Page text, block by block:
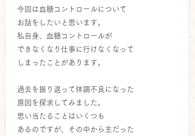
今回は血糖コントロールについて
お話をしたいと思います。
私自身、血糖コントロールが
できなくなり仕事に行けなくなって
しまったことがあります。
過去を振り返って体調不良になった
原因を探求してみました。
思い当たることはいくつも
あるのですが、その中から主だった